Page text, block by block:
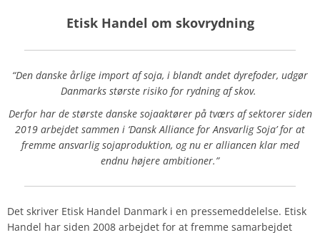
Etisk Handel om skovrydning
“Den danske årlige import af soja, i blandt andet dyrefoder, udgør
Danmarks største risiko for rydning af skov.
Derfor har de største danske sojaaktører på tværs af sektorer siden
2019 arbejdet sammen i ‘Dansk Alliance for Ansvarlig Soja’ for at
fremme ansvarlig sojaproduktion, og nu er alliancen klar med
endnu højere ambitioner.”
Det skriver Etisk Handel Danmark i en pressemeddelelse. Etisk
Handel har siden 2008 arbejdet for at fremme samarbejdet